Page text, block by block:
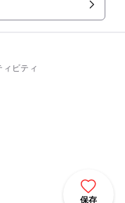
ビティ
保存